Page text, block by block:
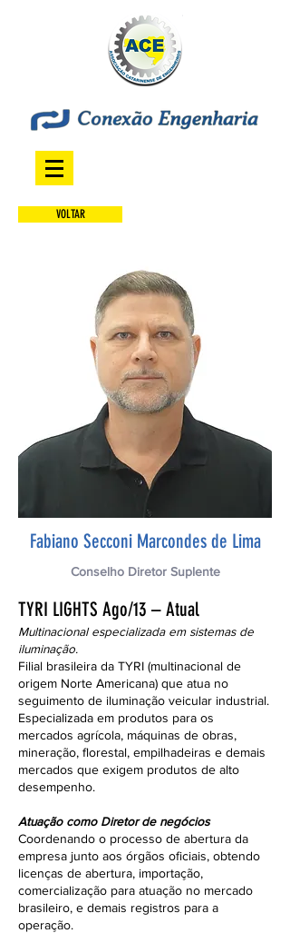
VOLTAR
Fabiano Secconi Marcondes de Lima
Conselho Diretor Suplente
TYRI LIGHTS Ago/13 – Atual
Multinacional especializada em sistemas de
iluminação.
Filial brasileira da TYRI (multinacional de
origem Norte Americana) que atua no
seguimento de iluminação veicular industrial.
Especializada em produtos para os
mercados agrícola, máquinas de obras,
mineração, florestal, empilhadeiras e demais
mercados que exigem produtos de alto
desempenho.
Atuação como Diretor de negócios
Coordenando o processo de abertura da
empresa junto aos órgãos oficiais, obtendo
licenças de abertura, importação,
comercialização para atuação no mercado
brasileiro, e demais registros para a
operação.